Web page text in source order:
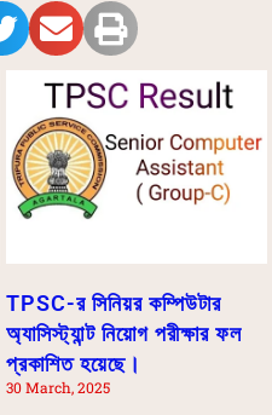
TPSC-র সিনিয়র কম্পিউটার
অ্যাসিস্ট্যান্ট নিয়োগ পরীক্ষার ফল
প্রকাশিত হয়েছে।
30 March, 2025